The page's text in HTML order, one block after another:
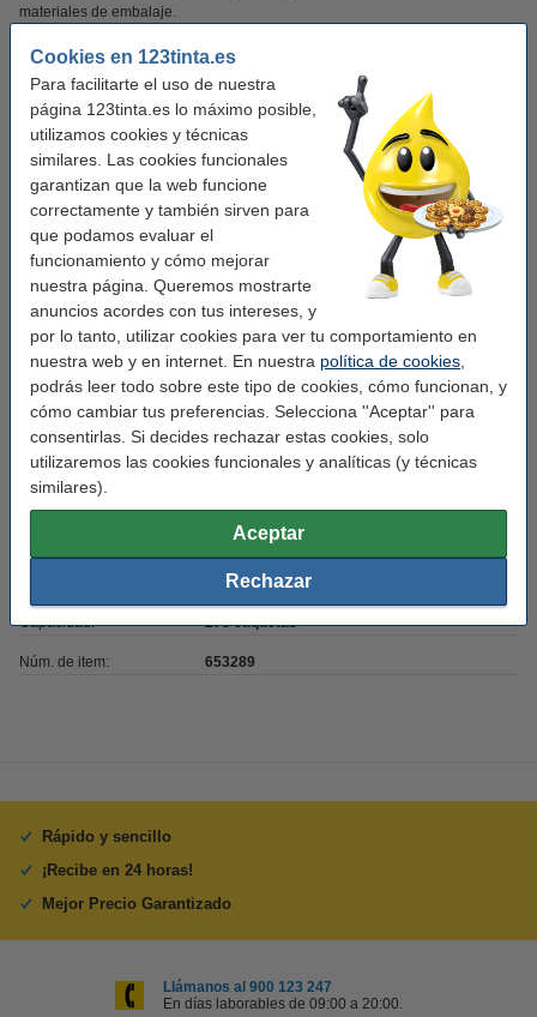
Cookies en 123tinta.es
Para facilitarte el uso de nuestra
página 123tinta.es lo máximo posible,
utilizamos cookies y técnicas
similares. Las cookies funcionales
garantizan que la web funcione
correctamente y también sirven para
que podamos evaluar el
funcionamiento y cómo mejorar
nuestra página. Queremos mostrarte
anuncios acordes con tus intereses, y
por lo tanto, utilizar cookies para ver tu comportamiento en
nuestra web y en internet. En nuestra política de cookies
podrás leer todo sobre este tipo de cookies, cómo funcionan, y
cómo cambiar tus preferencias. Selecciona ''Aceptar'' para
consentirlas. Si decides rechazar estas cookies, solo
utilizaremos las cookies funcionales y analíticas (y técnicas
similares).
Aceptar
Rechazar
materiales de embalaje.
Las etiquetas de envío 123tinta son ideales para etiquetar paquetes y
sobres para FedEx. Esto garantiza que cada envío tenga un aspecto
profesional.
¡Verás la diferencia en tu cartera!
✔Calidad superior
✔Mucho más asequible
✔100% de garantía
Características
Uso: etiquetas de envío
152 x 102 mm (LxAn)
blanco
Capacidad: 278 etiquetas
Núm. de item: 653289
Rápido y sencillo
¡Recibe en 24 horas!
Mejor Precio Garantizado
Llámanos al 900 123 247
En días laborables de 09:00 a 20:00.